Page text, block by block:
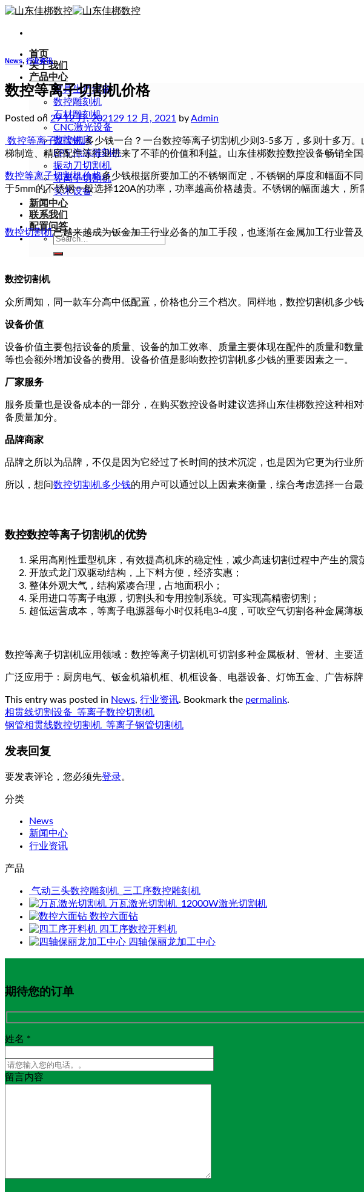
Skip
content
首页
关于我们
产品中心
家具生产设备
数控雕刻机
石材雕刻机
CNC激光设备
数控铣床
EPS 泡沫雕刻机
振动刀切割机
等离子切割机
实木设备
新闻中心
联系我们
配置问答
Search
News, 行业资讯
数控等离子切割机价格
Posted on 29 12 月, 2021 29 12 月, 2021 byAdmin
数控等离子切割机多少钱一台？一台数控等离子切割机少则3-5多万，多则十多万
梯制造、精密配件等行业带来了不菲的价值和利益。山东佳梆数控数控设备畅销全
数控等离子切割机价格多少钱根据所要加工的不锈钢而定，不锈钢的厚度和幅面不
于5mm的不锈钢一般选择120A的功率，功率越高价格越贵。不锈钢的幅面越大，所
数控切割机已越来越成为钣金加工行业必备的加工手段，也逐渐在金属加工行业普
数控切割机
众所周知，同一款车分高中低配置，价格也分三个档次。同样地，数控切割机多少
设备价值
设备价值主要包括设备的质量、设备的加工效率、质量主要体现在配件的质量和数
等也会额外增加设备的费用。设备价值是影响数控切割机多少钱的重要因素之一。
厂家服务
服务质量也是设备成本的一部分，在购买数控设备时建议选择山东佳梆数控这种
备质量加分。
品牌商家
品牌之所以为品牌，不仅是因为它经过了长时间的技术沉淀，也是因为它更为行业
所以，想问 数控切割机多少钱的用户可以通过以上因素来衡量，综合考虑选择一台
数控数控等离子切割机的优势
采用高刚性重型机床，有效提高机床的稳定性，减少高速切割过程中产生的震
开放式龙门双驱动结构，上下料方便，经济实惠；
整体外观大气，结构紧凑合理，占地面积小；
采用进口等离子电源，切割头和专用控制系统。可实现高精密切割；
超低运营成本，等离子电源器每小时仅耗电3-4度，可吹空气切割各种金属薄板
数控等离子切割机应用领域：数控等离子切割机可切割多种金属板材、管材、主要
广泛应用于：厨房电气、钣金机箱机框、机框设备、电器设备、灯饰五金、广告标
This entry was posted in News, 行业资讯. Bookmark the permalink.
相贯线切割设备_等离子数控切割机
钢管相贯线数控切割机_等离子钢管切割机
发表回复
要发表评论，您必须先登录。
分类
News
新闻中心
行业资讯
产品
气动三头数控雕刻机_三工序数控雕刻机
万瓦激光切割机_12000W激光切割机
数控六面钻
四工序数控开料机
四轴保丽龙加工中心
期待您的订单
姓名 *
留言内容